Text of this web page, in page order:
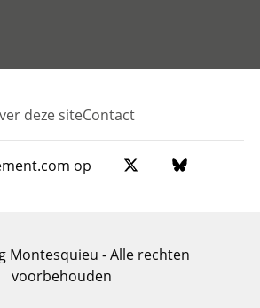
deze siteContact
op
Montesquieu - Alle rechten
voorbehouden